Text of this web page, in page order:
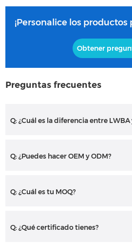
¡Personalice los productos
Obtener
Preguntas frecuentes
Q: ¿Cuál es la diferencia entre LWBA
Q: ¿Puedes hacer OEM y ODM?
Q: ¿Cuál es tu MOQ?
Q: ¿Qué certificado tienes?